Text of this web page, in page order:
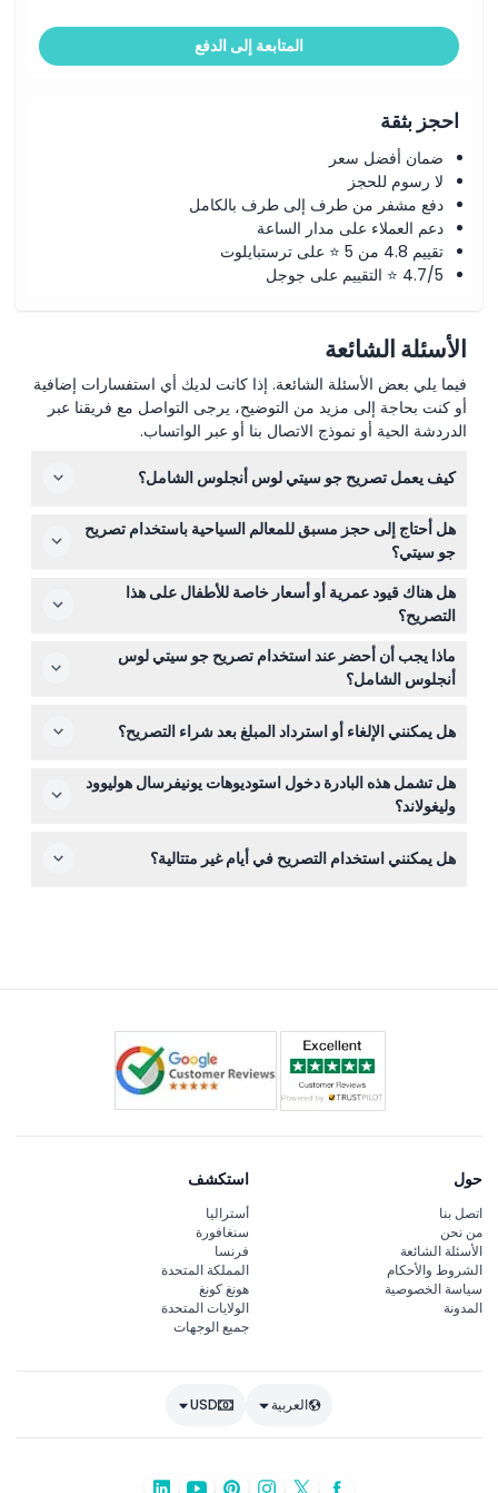
المتابعة إلى الدفع
احجز بثقة
ضمان أفضل سعر
لا رسوم للحجز
دفع مشفر من طرف إلى طرف بالكامل
دعم العملاء على مدار الساعة
تقييم 4.8 من 5 ⭐ على ترستبايلوت
4.7/5 ⭐ التقييم على جوجل
الأسئلة الشائعة
فيما يلي بعض الأسئلة الشائعة. إذا كانت لديك أي استفسارات إضافية
أو كنت بحاجة إلى مزيد من التوضيح، يرجى التواصل مع فريقنا عبر
الدردشة الحية أو نموذج الاتصال بنا أو عبر الواتساب.
كيف يعمل تصريح جو سيتي لوس أنجلوس الشامل؟
يتيح لك التصريح زيارة أكثر من 40 من أهم معالم لوس أنجلوس
لمدة تتراوح بين يوم إلى سبعة أيام متتالية. يمكنك الوصول إلى
المعالم المشمولة بلا حدود عن طريق مسح التصريح الرقمي
الخاص بك عبر تطبيق جو سيتي، مما يسهل عليك الاستكشاف
بالوتيرة التي تناسبك.
هل أحتاج إلى حجز مسبق للمعالم السياحية باستخدام تصريح
جو سيتي؟
تتطلب بعض المعالم، مثل جولة استوديو وارنر بروس وبعض
الرحلات الإرشادية، حجوزات مسبقة. يعرض تطبيق جو سيتي
الأماكن التي تحتاج إلى حجز ويرشدك كيفية تأمين مكانك.
هل هناك قيود عمرية أو أسعار خاصة للأطفال على هذا
التصريح؟
الأطفال الذين تبلغ أعمارهم 13 سنة فأكثر يُحتسبون بسعر الكبار،
لذا يرجى مراعاة ذلك عند الحجز. قد تختلف السياسات للأطفال
أصغر سنًا حسب المعلم السياحي.
ماذا يجب أن أحضر عند استخدام تصريح جو سيتي لوس
أنجلوس الشامل؟
للوصول إلى تصريحك الرقمي. كما يُنصح بارتداء أحذية مريحة
المدينة.
هل يمكنني الإلغاء أو استرداد المبلغ بعد شراء التصريح؟
يمكنك الإلغاء واسترداد المبلغ إذا كان ذلك قبل 90 يومًا على
الأقل من تأكيد الحجز. بمجرد استخدام التصريح لأي نشاط أو بعد
انتهاء صلاحيته، لا يمكن استرداد الأموال.
هل تشمل هذه البادرة دخول استوديوهات يونيفرسال هوليوود
وليغولاند؟
وحديقة حيوانات سان دييغو غير مشمولة في تصريح جو سيتي
هل يمكنني استخدام التصريح في أيام غير متتالية؟
حول
اتصل بنا
من نحن
الأسئلة الشائعة
الشروط والأحكام
سياسة الخصوصية
المدونة
استكشف
أستراليا
سنغافورة
فرنسا
المملكة المتحدة
هونغ كونغ
الولايات المتحدة
جميع الوجهات
العربية USD